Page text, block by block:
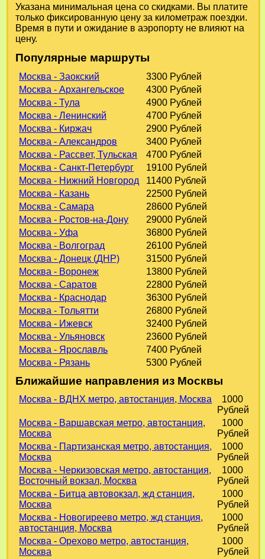
Указана минимальная цена со скидками. Вы платите
только фиксированную цену за километраж поездки.
Время в пути и ожидание в аэропорту не влияют на
цену.
Популярные маршруты
Москва - Заокский
3300 Рублей
Москва - Архангельское
4300 Рублей
Москва - Тула
4900 Рублей
Москва - Ленинский
4700 Рублей
Москва - Киржач
2900 Рублей
Москва - Александров
3400 Рублей
Москва - Рассвет, Тульская
4700 Рублей
Москва - Санкт-Петербург
19100 Рублей
Москва - Нижний Новгород
11400 Рублей
Москва - Казань
22500 Рублей
Москва - Самара
28600 Рублей
Москва - Ростов-на-Дону
29000 Рублей
Москва - Уфа
36800 Рублей
Москва - Волгоград
26100 Рублей
Москва - Донецк (ДНР)
31500 Рублей
Москва - Воронеж
13800 Рублей
Москва - Саратов
22800 Рублей
Москва - Краснодар
36300 Рублей
Москва - Тольятти
26800 Рублей
Москва - Ижевск
32400 Рублей
Москва - Ульяновск
23600 Рублей
Москва - Ярославль
7400 Рублей
Москва - Рязань
5300 Рублей
Ближайшие направления из Москвы
Москва - ВДНХ метро, автостанция, Москва
1000
Рублей
Москва - Варшавская метро, автостанция,
Москва
1000
Рублей
Москва - Партизанская метро, автостанция,
Москва
1000
Рублей
Москва - Черкизовская метро, автостанция,
Восточный вокзал, Москва
1000
Рублей
Москва - Битца автовокзал, жд станция,
Москва
1000
Рублей
Москва - Новогиреево метро, жд станция,
автостанция, Москва
1000
Рублей
Москва - Орехово метро, автостанция,
Москва
1000
Рублей